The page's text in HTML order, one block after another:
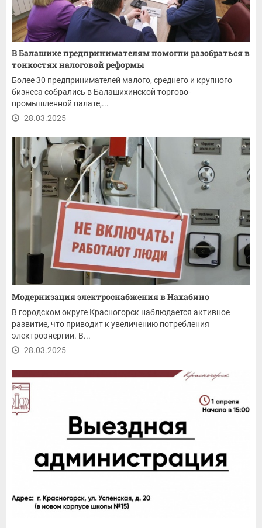
В Балашихе предпринимателям помогли разобраться в
тонкостях налоговой реформы
Более 30 предпринимателей малого, среднего и крупного
бизнеса собрались в Балашихинской торгово-
промышленной палате,...
28.03.2025
Модернизация электроснабжения в Нахабино
В городском округе Красногорск наблюдается активное
развитие, что приводит к увеличению потребления
электроэнергии. В...
28.03.2025